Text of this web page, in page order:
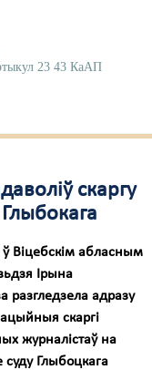
23 43 КаАП
скаргу
ў Віцебскім абласным
Ірына
разгледзела адразу
скаргі
журналістаў на
Глыбоцкага